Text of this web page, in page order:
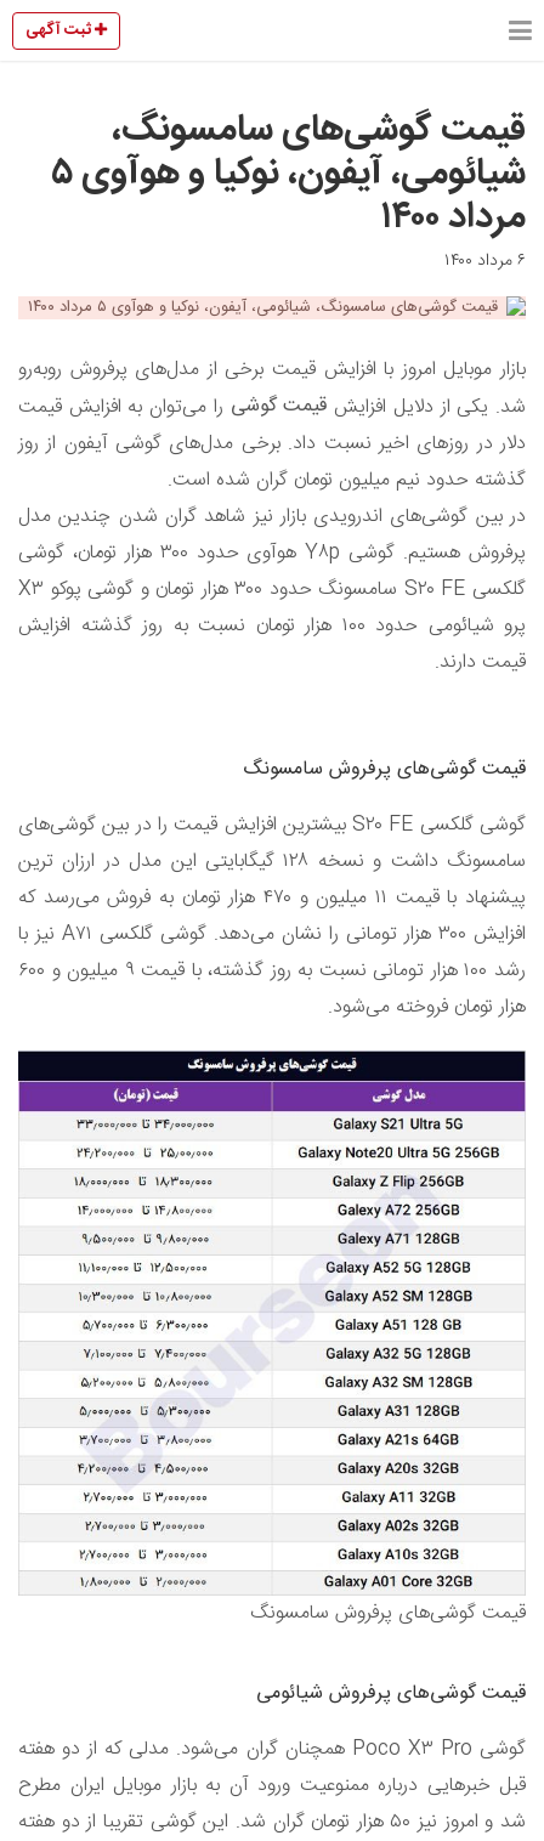
ثبت آگهی
قیمت گوشی‌های سامسونگ،
شیائومی، آیفون، نوکیا و هوآوی ۵
مرداد ۱۴۰۰
۶ مرداد ۱۴۰۰
بازار موبایل امروز با افزایش قیمت برخی از مدل‌های پرفروش روبه‌رو
شد. یکی از دلایل افزایش قیمت گوشی را می‌توان به افزایش قیمت
دلار در روز‌های اخیر نسبت داد. برخی مدل‌های گوشی آیفون از روز
گذشته حدود نیم میلیون تومان گران شده است.
در بین گوشی‌های اندرویدی بازار نیز شاهد گران شدن چندین مدل
پرفروش هستیم. گوشی Y۸p هوآوی حدود ۳۰۰ هزار تومان، گوشی
گلکسی S۲۰ FE سامسونگ حدود ۳۰۰ هزار تومان و گوشی پوکو X۳
پرو شیائومی حدود ۱۰۰ هزار تومان نسبت به روز گذشته افزایش
قیمت دارند.
قیمت گوشی‌های پرفروش سامسونگ
گوشی گلکسی S۲۰ FE بیشترین افزایش قیمت را در بین گوشی‌های
سامسونگ داشت و نسخه ۱۲۸ گیگابایتی این مدل در ارزان ترین
پیشنهاد با قیمت ۱۱ میلیون و ۴۷۰ هزار تومان به فروش می‌رسد که
افزایش ۳۰۰ هزار تومانی را نشان می‌دهد. گوشی گلکسی A۷۱ نیز با
رشد ۱۰۰ هزار تومانی نسبت به روز گذشته، با قیمت ۹ میلیون و ۶۰۰
هزار تومان فروخته می‌شود.
قیمت گوشی‌های پرفروش سامسونگ
قیمت گوشی‌های پرفروش شیائومی
گوشی Poco X۳ Pro همچنان گران می‌شود. مدلی که از دو هفته
قبل خبر‌هایی درباره ممنوعیت ورود آن به بازار موبایل ایران مطرح
شد و امروز نیز ۵۰ هزار تومان گران شد. این گوشی تقریبا از دو هفته